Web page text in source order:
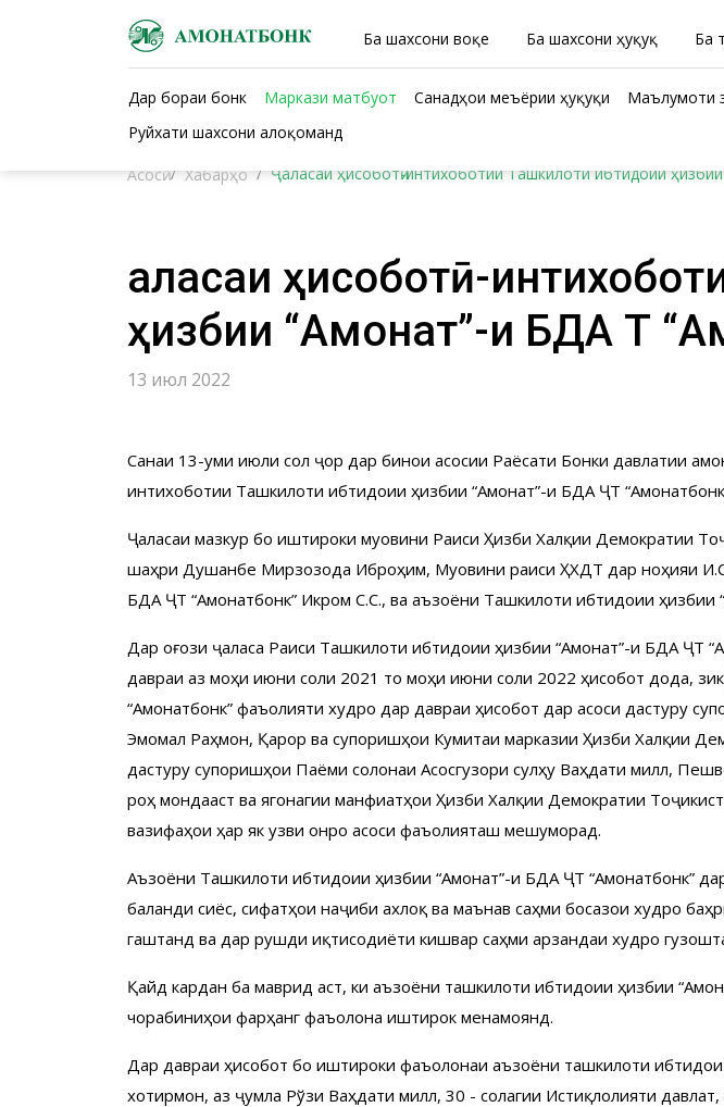
Ба шахсони воқеӣ Ба шахсони ҳуқуқӣ Ба
Дар бораи бонк Маркази матбуот Санадҳои меъёрии ҳуқуқи Маълумоти
Руйхати шахсони алоқоманд
Асосӣ Хабарҳо Ҷаласаи ҳисоботӣ-интихоботии Ташкилоти ибтидоии
Ҷаласаи ҳисоботӣ-
ҳизбии “Амонат”-и БДА ҶТ
13 июл 2022
Санаи 13-уми июли солӣ ҷорӣ дар бинои асосии Раёсати Бонки давлатии
интихоботии Ташкилоти ибтидоии ҳизбии “Амонат”-и БДА ҶТ
Ҷаласаи мазкур бо иштироки муовини Раиси Ҳизби Халқии Демократии
шаҳри Душанбе Мирзозода Иброҳим, Муовини раиси ҲХДТ дар ноҳияи
БДА ҶТ “Амонатбонк” Икромӣ С.С., ва аъзоёни Ташкилоти ибтидоии ҳизбии
Дар оғози ҷаласа Раиси Ташкилоти ибтидоии ҳизбии “Амонат”-и БДА ҶТ
давраи аз моҳи июни соли 2021 то моҳи июни соли 2022 ҳисобот дода,
“Амонатбонк” фаъолияти худро дар давраи ҳисоботӣ дар асоси дастуру
Эмомалӣ Раҳмон, Қарор ва супоришҳои Кумитаи марказии Ҳизби Халқии
дастуру супоришҳои Паёми солонаи Асосгузори сулҳу Ваҳдати миллӣ,
роҳ мондааст ва ягонагии манфиатҳои Ҳизби Халқии Демократии
вазифаҳои ҳар як узви онро асоси фаъолияташ мешуморад.
Аъзоёни Ташкилоти ибтидоии ҳизбии “Амонат”-и БДА ҶТ “Амонатбонк”
баланди сиёсӣ, сифатҳои наҷиби ахлоқӣ ва маънавӣ саҳми босазои худро
гаштанд ва дар рушди иқтисодиёти кишвар саҳми арзандаи худро
Қайд кардан ба маврид аст, ки аъзоёни ташкилоти ибтидоии ҳизбии
чорабиниҳои фарҳангӣ фаъолона иштирок менамоянд.
Дар давраи ҳисоботӣ бо иштироки фаъолонаи аъзоёни ташкилоти
хотирмон, аз ҷумла Рўзи Ваҳдати миллӣ, 30 - солагии Истиқлолияти